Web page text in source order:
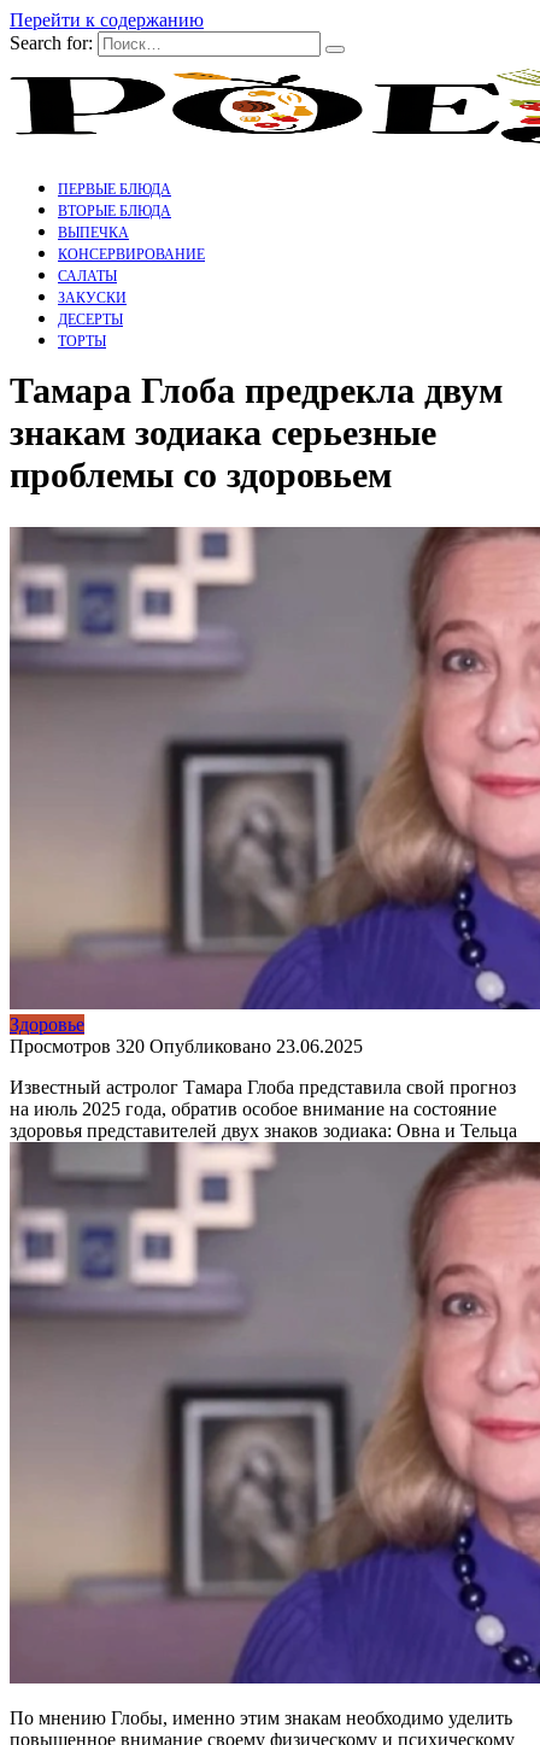
Перейти к содержанию
Search for:
ПЕРВЫЕ БЛЮДА
ВТОРЫЕ БЛЮДА
ВЫПЕЧКА
КОНСЕРВИРОВАНИЕ
САЛАТЫ
ЗАКУСКИ
ДЕСЕРТЫ
ТОРТЫ
Тамара Глоба предрекла двум
знакам зодиака серьезные
проблемы со здоровьем
Здоровье
Просмотров 320 Опубликовано 23.06.2025
Известный астролог Тамара Глоба представила свой прогноз
на июль 2025 года, обратив особое внимание на состояние
здоровья представителей двух знаков зодиака: Овна и Тельца
По мнению Глобы, именно этим знакам необходимо уделить
повышенное внимание своему физическому и психическому